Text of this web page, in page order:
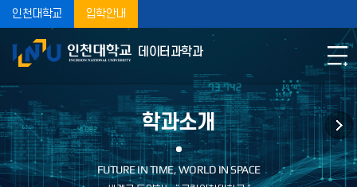
인천대학교 입학안내
데이터과학과
학과소개